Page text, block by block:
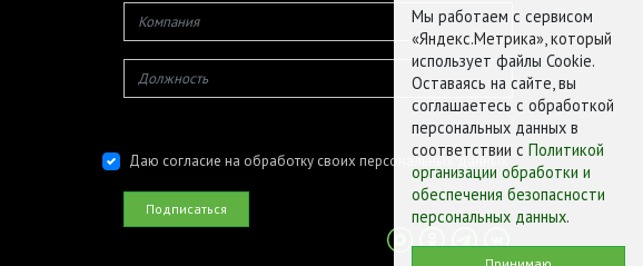
Даю согласие на обработку своих персональных данных
Мы работаем с сервисом
«Яндекс.Метрика», который
использует файлы Cookie.
Оставаясь на сайте, вы
соглашаетесь с обработкой
персональных данных в
соответствии с Политикой
организации обработки и
обеспечения безопасности
персональных данных.